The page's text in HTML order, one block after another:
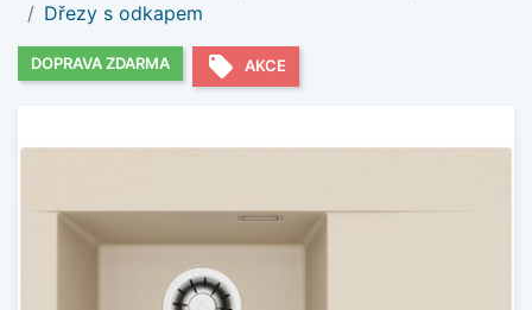
Dřezy s odkapem
DOPRAVA ZDARMA local_offer AKCE